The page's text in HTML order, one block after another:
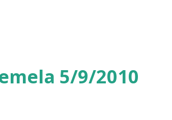
5/9/2010